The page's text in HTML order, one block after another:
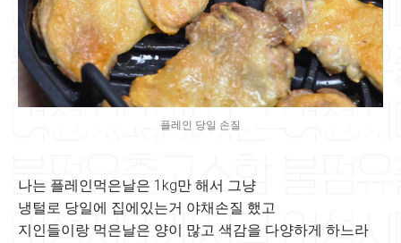
플레인 당일 손질
나는 플레인먹은날은 1kg만 해서 그냥
냉털로 당일에 집에있는거 야채손질 했고
지인들이랑 먹은날은 양이 많고 색감을 다양하게 하느라